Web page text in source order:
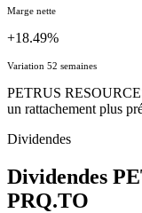
Marge nette
+18.49%
Variation 52 semaines
PETRUS
un rattachement plus
Dividendes
Dividendes
PRQ.TO